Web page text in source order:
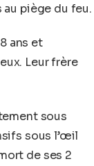
piège du feu.
ans et
Leur frère
sous
sous l’œil
de ses 2